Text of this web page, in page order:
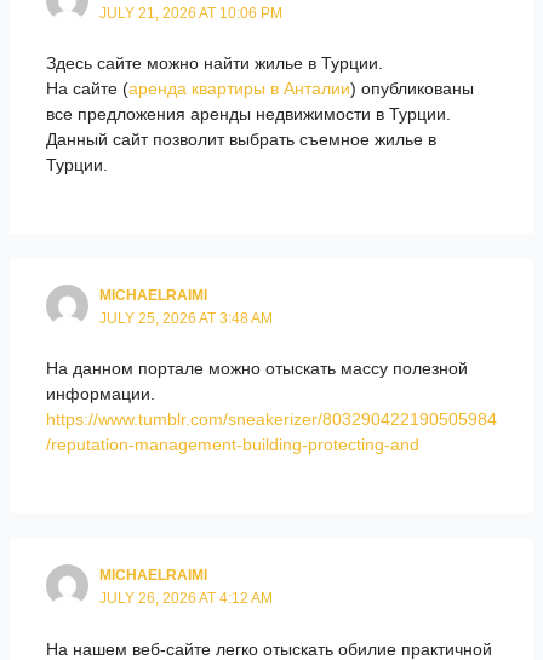
JULY 21, 2026 AT 10:06 PM
Здесь сайте можно найти жилье в Турции.
На сайте (аренда квартиры в Анталии) опубликованы
все предложения аренды недвижимости в Турции.
Данный сайт позволит выбрать съемное жилье в
Турции.
MICHAELRAIMI
JULY 25, 2026 AT 3:48 AM
На данном портале можно отыскать массу полезной
информации.
https://www.tumblr.com/sneakerizer/803290422190505984
/reputation-management-building-protecting-and
MICHAELRAIMI
JULY 26, 2026 AT 4:12 AM
На нашем веб-сайте легко отыскать обилие практичной